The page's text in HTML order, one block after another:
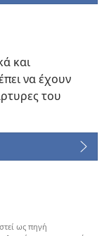
και
να έχουν
του
ως πηγή